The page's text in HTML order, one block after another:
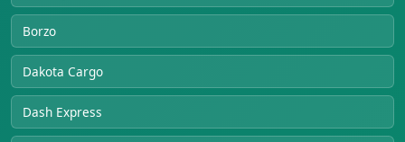
Borzo
Dakota Cargo
Dash Express